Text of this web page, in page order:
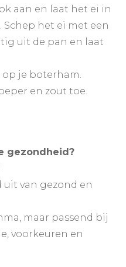
aan en laat het ei in
Schep het ei met een
uit de pan en laat
op je boterham.
en zout toe.
gezondheid?
uit van gezond en
maar passend bij
voorkeuren en